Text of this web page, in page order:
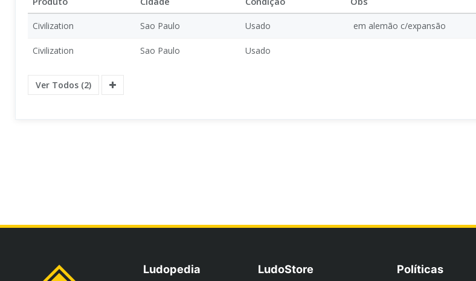
Civilization Sao Paulo Usado em alemão c/expansão
Civilization Sao Paulo Usado
Ver Todos (2)
Ludopedia LudoStore Políticas